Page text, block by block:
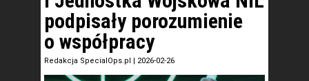
podpisały porozumienie
o współpracy
Redakcja SpecialOps.pl | 2026-02-26